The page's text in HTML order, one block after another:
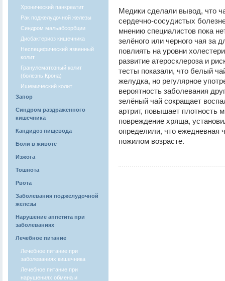
Хронический панкреатит
Рак поджелудочной железы
Синдром мальабсорбции
Дисбактериоз кишечника
Неспецифический язвенный
колит
Гранулематозный колит
(болезнь Крона)
Ишемический колит
Запор
Синдром раздраженного
кишечника
Кандидоз пищевода
Боли в животе
Изжога
Тошнота
Рвота
Заболевания поджелудочной
железы
Нарушение аппетита при
заболеваниях
Лечебное питание
Лечебное питание при
заболеваниях кишечника
Лечебное питание при
нарушениях обмена и
Медики сделали вывод, что
сердечно-сосудистых
мнению специалистов пока
зелёного или черного чая за
повлиять на уровни
развитие атеросклероза и
тесты показали, что белый
желудка, но регулярное
вероятность заболевания
зелёный чай сокращает
артрит, повышает плотность
повреждение хряща,
определили, что ежедневная
пожилом возрасте.